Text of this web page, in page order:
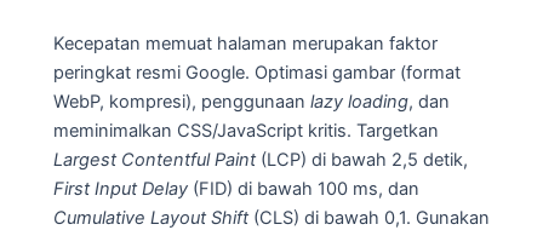
Kecepatan memuat halaman merupakan faktor
peringkat resmi Google. Optimasi gambar (format
WebP, kompresi), penggunaan lazy loading, dan
meminimalkan CSS/JavaScript kritis. Targetkan
Largest Contentful Paint(LCP) di bawah 2,5 detik,
First Input Delay (FID) di bawah 100 ms, dan
Cumulative Layout Shift(CLS) di bawah 0,1. Gunakan